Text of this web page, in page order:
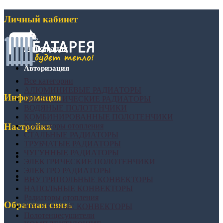
Личный кабинет
Регистрация
Авторизация
Информация
Настройки
Обратная связь
БИМЕТАЛИЧЕСКИЕ РАДИАТОРЫ
Конвекторы отопления
СТАЛЬНЫЕ РАДИАТОРЫ
НАСТЕННЫЕ КОНВЕКТОРЫ